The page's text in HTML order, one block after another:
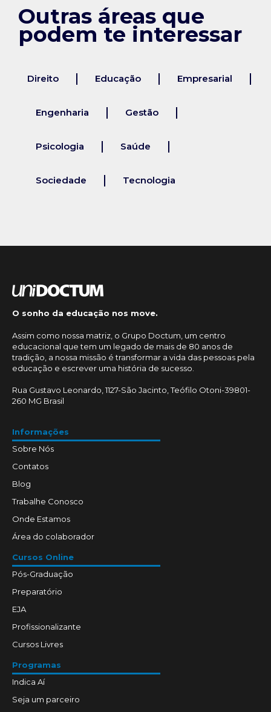
Outras áreas que
podem te interessar
Direito Educação Empresarial
Engenharia Gestão
Psicologia Saúde
Sociedade Tecnologia
O sonho da educação nos move.
Assim como nossa matriz, o Grupo Doctum, um centro
educacional que tem um legado de mais de 80 anos de
tradição, a nossa missão é transformar a vida das pessoas pela
educação e escrever uma história de sucesso.
Rua Gustavo Leonardo, 1127-São Jacinto, Teófilo Otoni-39801-
260 MG Brasil
Informações
Sobre Nós
Contatos
Blog
Trabalhe Conosco
Onde Estamos
Área do colaborador
Cursos Online
Pós-Graduação
Preparatório
EJA
Profissionalizante
Cursos Livres
Programas
Indica Aí
Seja um parceiro